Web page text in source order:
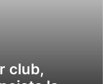
club,